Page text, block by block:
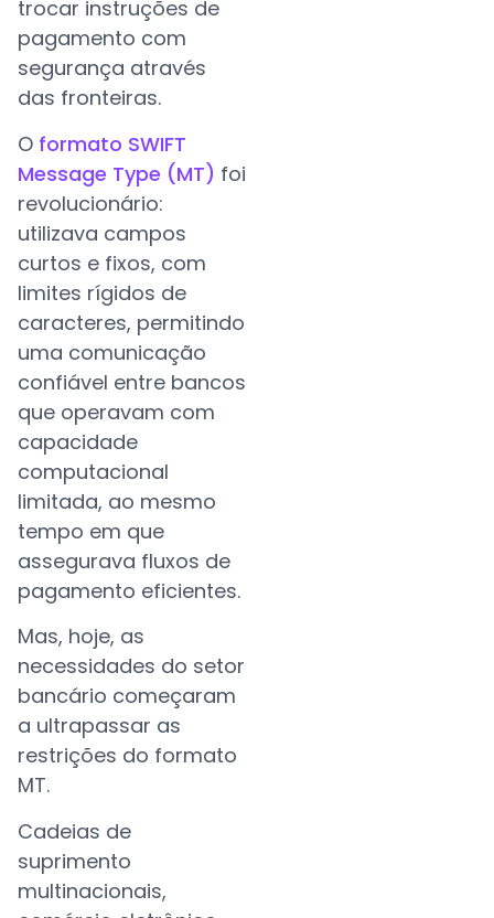
trocar instruções de
pagamento com
segurança através
das fronteiras.
O formato SWIFT
Message Type (MT) foi
revolucionário:
utilizava campos
curtos e fixos, com
limites rígidos de
caracteres, permitindo
uma comunicação
confiável entre bancos
que operavam com
capacidade
computacional
limitada, ao mesmo
tempo em que
assegurava fluxos de
pagamento eficientes.
Mas, hoje, as
necessidades do setor
bancário começaram
a ultrapassar as
restrições do formato
MT.
Cadeias de
suprimento
multinacionais,